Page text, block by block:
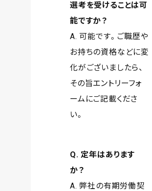
選考を受けることは可
能ですか？
A. 可能です。ご職歴や
お持ちの資格などに変
化がございましたら、
その旨エントリーフォ
ームにご記載くださ
い。
Q. 定年はあります
か？
A. 弊社の有期労働契